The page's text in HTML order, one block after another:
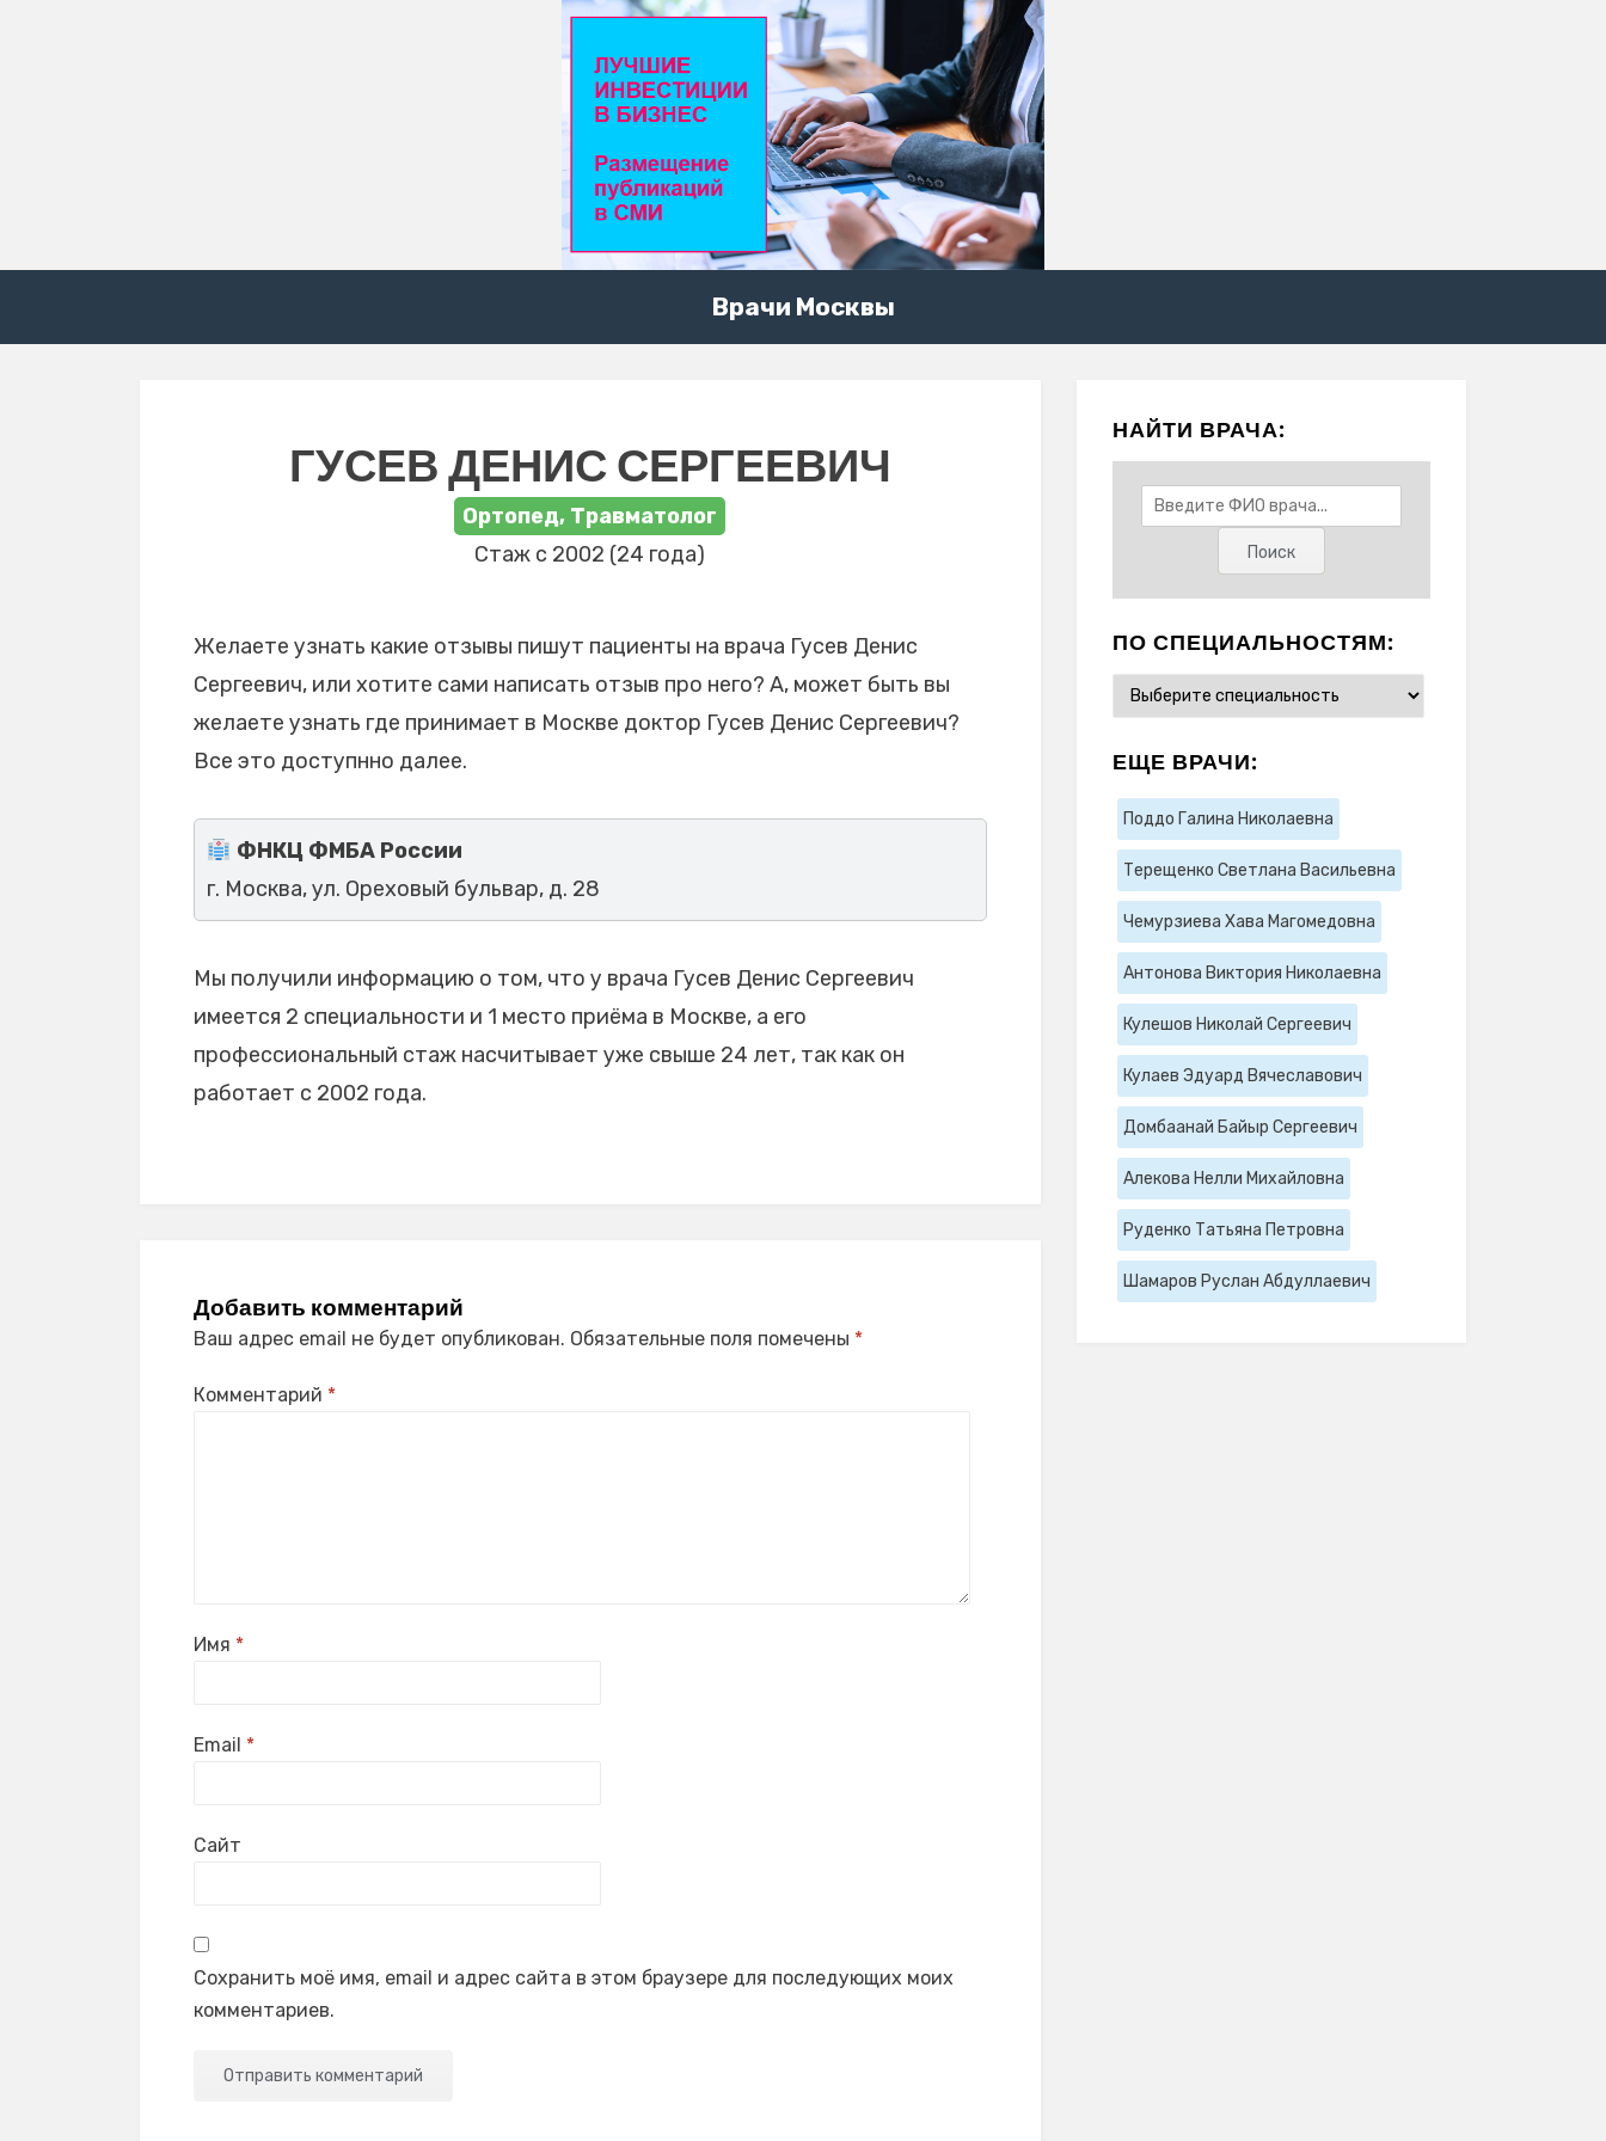
Врачи Москвы
ГУСЕВ ДЕНИС СЕРГЕЕВИЧ
Ортопед, Травматолог
Стаж с 2002 (24 года)
Желаете узнать какие отзывы пишут пациенты на врача Гусев Денис
Сергеевич, или хотите сами написать отзыв про него? А, может быть вы
желаете узнать где принимает в Москве доктор Гусев Денис Сергеевич?
Все это доступнно далее.
ФНКЦ ФМБА России
г. Москва, ул. Ореховый бульвар, д. 28
Мы получили информацию о том, что у врача Гусев Денис Сергеевич
имеется 2 специальности и 1 место приёма в Москве, а его
профессиональный стаж насчитывает уже свыше 24 лет, так как он
работает с 2002 года.
Добавить комментарий
Ваш адрес email не будет опубликован. Обязательные поля помечены *
Комментарий *
Имя *
Email *
Сайт
Сохранить моё имя, email и адрес сайта в этом браузере для последующих моих
комментариев.
НАЙТИ ВРАЧА:
ПО СПЕЦИАЛЬНОСТЯМ:
ЕЩЕ ВРАЧИ:
Поддо Галина Николаевна
Терещенко Светлана Васильевна
Чемурзиева Хава Магомедовна
Антонова Виктория Николаевна
Кулешов Николай Сергеевич
Кулаев Эдуард Вячеславович
Домбаанай Байыр Сергеевич
Алекова Нелли Михайловна
Руденко Татьяна Петровна
Шамаров Руслан Абдуллаевич